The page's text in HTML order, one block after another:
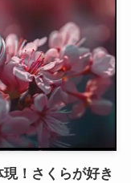
！さくらが好き